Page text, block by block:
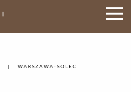
WARSZAWA-SOLEC